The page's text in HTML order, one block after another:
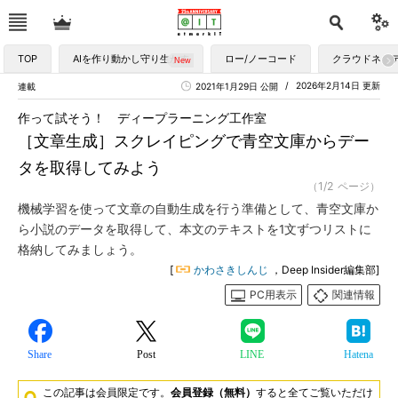
TOP AIを作り動かし守り生かす ロー/ノーコード クラウドネイ
連載 2026年2月14日 更新
2021年1月29日 公開
［文章生成］スクレイピングで青空文庫からデー
タを取得してみよう
作って試そう！ ディープラーニング工作室
（1/2 ページ）
機械学習を使って文章の自動生成を行う準備として、青空文庫か
ら小説のデータを取得して、本文のテキストを1文ずつリストに
格納してみましょう。
[ かわさきしんじ
，Deep Insider編集部]
PC用表示
関連情報
Share Post LINE Hatena
この記事は会員限定です。 会員登録（無料） すると全てご覧いただけ